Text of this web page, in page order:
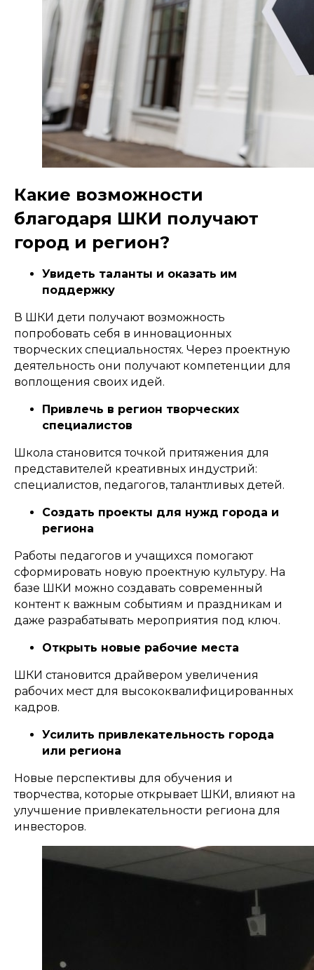
Какие возможности
благодаря ШКИ получают
город и регион?
Увидеть таланты и оказать им
поддержку
В ШКИ дети получают возможность
попробовать себя в инновационных
творческих специальностях. Через проектную
деятельность они получают компетенции для
воплощения своих идей.
Привлечь в регион творческих
специалистов
Школа становится точкой притяжения для
представителей креативных индустрий:
специалистов, педагогов, талантливых детей.
Создать проекты для нужд города и
региона
Работы педагогов и учащихся помогают
сформировать новую проектную культуру. На
базе ШКИ можно создавать современный
контент к важным событиям и праздникам и
даже разрабатывать мероприятия под ключ.
Открыть новые рабочие места
ШКИ становится драйвером увеличения
рабочих мест для высококвалифицированных
кадров.
Усилить привлекательность города
или региона
Новые перспективы для обучения и
творчества, которые открывает ШКИ, влияют на
улучшение привлекательности региона для
инвесторов.